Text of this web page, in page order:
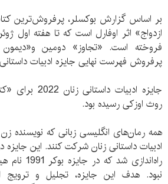
بر اساس گزارش بوکسلر، پرفروش‌ترین
فروخته است. «تجاوز» دومین
پرفروش‌ فهرست نهایی جایزه ادبیات
جایزه ادبیات
روث اوزکی رسیده بود.
همه رمان‌های انگلیسی زبانی که نویسنده زن
نبود. هدف این جایزه، تجلیل و ترویج